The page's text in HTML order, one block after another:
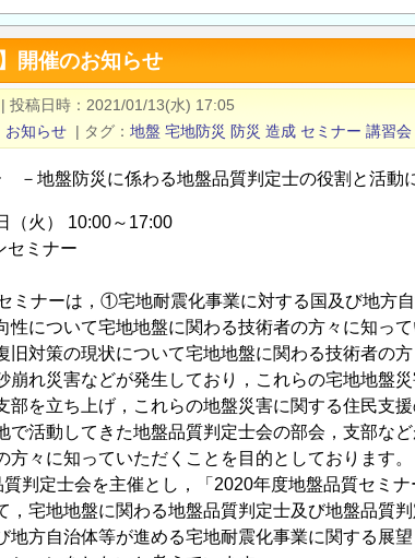
開催のお知らせ
| 投稿日時
2021/01/13(水) 17:05
お知らせ | タグ 地盤 宅地防災 防災 造成 セミナー 講習会
－地盤防災に係わる地盤品質判定士の役割と活動
火） 10:00～17:00
セミナー
ミナーは，①宅地耐震化事業に対する国及び地方
性について宅地地盤に関わる技術者の方々に知っ
旧対策の現状について宅地地盤に関わる技術者の
崩れ災害などが発生しており，これらの宅地地盤
部を立ち上げ，これらの地盤災害に関する住民支
で活動してきた地盤品質判定士会の部会，支部な
々に知っていただくことを目的としております。
判定士会を主催とし，「2020年度地盤品質セミ
宅地地盤に関わる地盤品質判定士及び地盤品質
地方自治体等が進める宅地耐震化事業に関する展